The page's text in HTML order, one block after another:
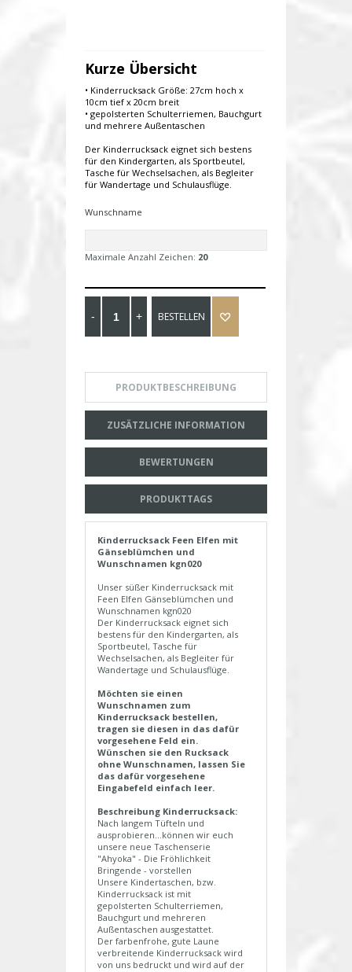
Kurze Übersicht
• Kinderrucksack Größe: 27cm hoch x
10cm tief x 20cm breit
• gepolsterten Schulterriemen, Bauchgurt
und mehrere Außentaschen
Der Kinderrucksack eignet sich bestens
für den Kindergarten, als Sportbeutel,
Tasche für Wechselsachen, als Begleiter
für Wandertage und Schulausflüge.
Wunschname
Maximale Anzahl Zeichen: 20
BESTELLEN
PRODUKTBESCHREIBUNG
ZUSÄTZLICHE INFORMATION
BEWERTUNGEN
PRODUKTTAGS
Kinderrucksack Feen Elfen mit
Gänseblümchen und
Wunschnamen kgn020
Unser süßer Kinderrucksack mit
Feen Elfen Gänseblümchen und
Wunschnamen kgn020
Der Kinderrucksack eignet sich
bestens für den Kindergarten, als
Sportbeutel, Tasche für
Wechselsachen, als Begleiter für
Wandertage und Schulausflüge.
Möchten sie einen
Wunschnamen zum
Kinderrucksack bestellen,
tragen sie diesen in das dafür
vorgesehene Feld ein.
Wünschen sie den Rucksack
ohne Wunschnamen, lassen Sie
das dafür vorgesehene
Eingabefeld einfach leer.
Beschreibung Kinderrucksack:
Nach langem Tüfteln und
ausprobieren...können wir euch
unsere neue Taschenserie
"Ahyoka" - Die Fröhlichkeit
Bringende - vorstellen
Unsere Kindertaschen, bzw.
Kinderrucksack ist mit
gepolsterten Schulterriemen,
Bauchgurt und mehreren
Außentaschen ausgestattet.
Der farbenfrohe, gute Laune
verbreitende Kinderrucksack wird
von uns bedruckt und wird auf der